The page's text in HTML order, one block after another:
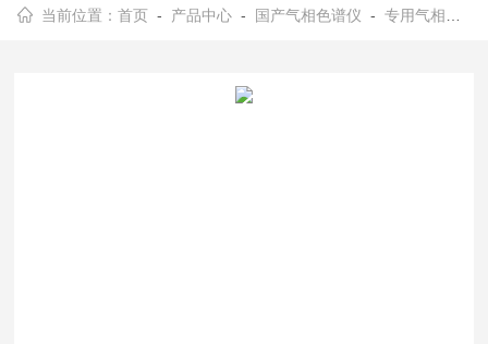
当前位置：首页 - 产品中心 - 国产气相色谱仪 -专用气相色谱仪